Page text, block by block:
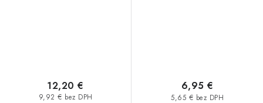
9,92 € bez DPH
12,20 €
5,65 € bez DPH
6,95 €